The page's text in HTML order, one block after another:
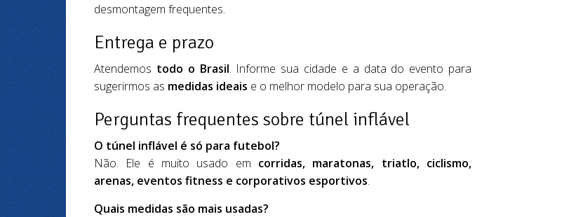
desmontagem frequentes.
Entrega e prazo
Atendemos todo o Brasil. Informe sua cidade e a data do evento para
sugerirmos as medidas ideais e o melhor modelo para sua operação.
Perguntas frequentes sobre túnel inflável
O túnel inflável é só para futebol?
Não. Ele é muito usado em corridas, maratonas, triatlo, ciclismo,
arenas, eventos fitness e corporativos esportivos.
Quais medidas são mais usadas?